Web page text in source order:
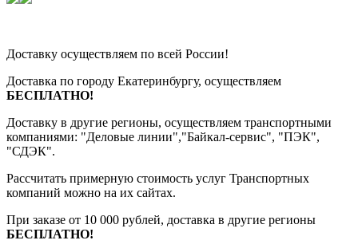
Доставку осуществляем по всей России!
Доставка по городу Екатеринбургу, осуществляем
БЕСПЛАТНО!
Доставку в другие регионы, осуществляем транспортными
компаниями: "Деловые линии","Байкал-сервис", "ПЭК",
"СДЭК".
Рассчитать примерную стоимость услуг Транспортных
компаний можно на их сайтах.
При заказе от 10 000 рублей, доставка в другие регионы
БЕСПЛАТНО!